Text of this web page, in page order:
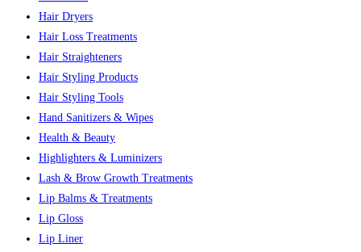
Hair Dryers
Hair Loss Treatments
Hair Straighteners
Hair Styling Products
Hair Styling Tools
Hand Sanitizers & Wipes
Health & Beauty
Highlighters & Luminizers
Lash & Brow Growth Treatments
Lip Balms & Treatments
Lip Gloss
Lip Liner